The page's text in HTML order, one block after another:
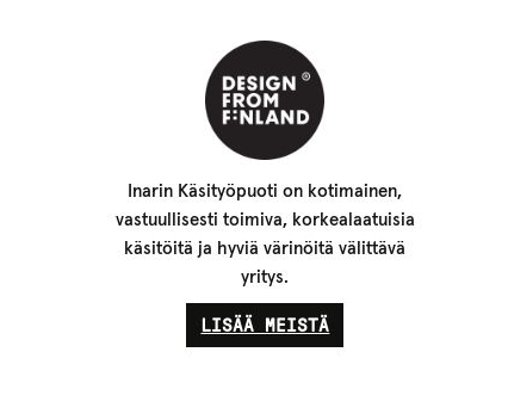
Inarin Käsityöpuoti on kotimainen,
vastuullisesti toimiva, korkealaatuisia
käsitöitä ja hyviä värinöitä välittävä
yritys.
LISÄÄ MEISTÄ